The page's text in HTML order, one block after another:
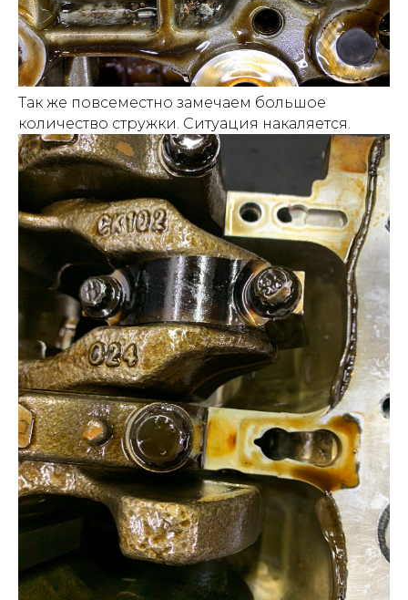
Так же повсеместно замечаем большое
количество стружки. Ситуация накаляется.